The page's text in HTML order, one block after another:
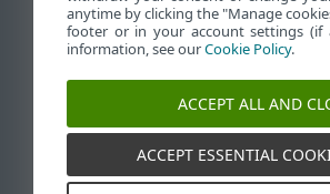
Prikaz mesta na namizju
End of Life
Zbirka znanja družbe ESET
Forum družbe ESET
ESET Status Portal
Podpora v regiji
anytime by clicking the "Manage
footer or in your account settings (if
information, see ourCookie Policy.
ACCEPT ALL AND
ACCEPT ESSENTIAL